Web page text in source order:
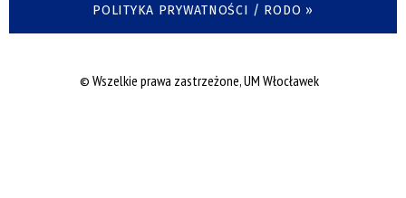
POLITYKA PRYWATNOŚCI / RODO »
© Wszelkie prawa zastrzeżone, UM Włocławek